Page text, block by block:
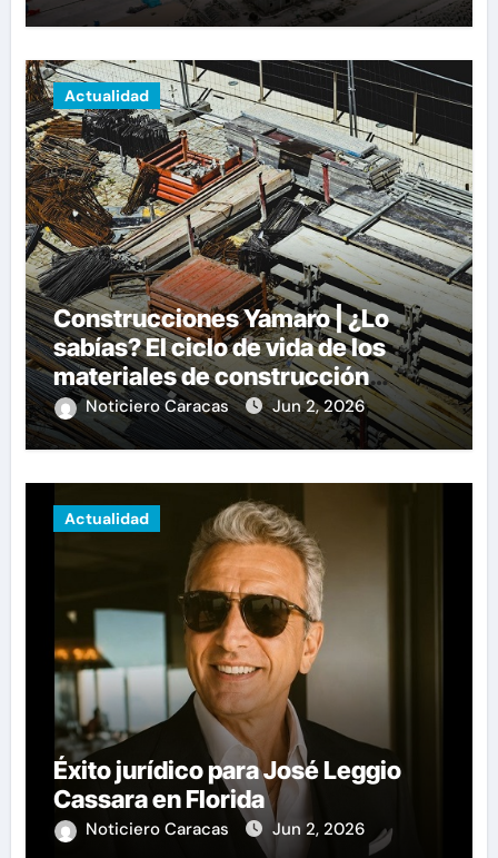
Actualidad
Construcciones Yamaro | ¿Lo
sabías? El ciclo de vida de los
materiales de construcción
revoluciona eficiencia en
proyectos modernos
Noticiero Caracas Jun 2, 2026
Actualidad
Éxito jurídico para José Leggio
Cassara en Florida
Noticiero Caracas Jun 2, 2026